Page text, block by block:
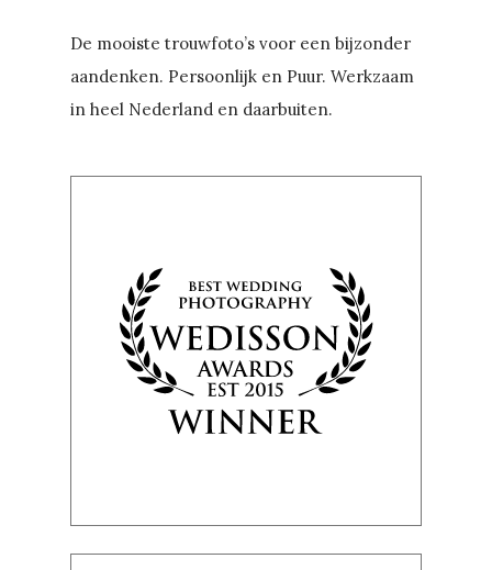
De mooiste trouwfoto’s voor een bijzonder
aandenken. Persoonlijk en Puur. Werkzaam
in heel Nederland en daarbuiten.